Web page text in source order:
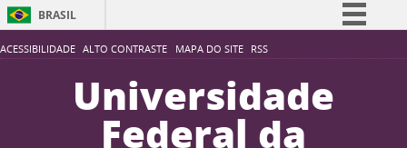
ACESSIBILIDADE ALTO CONTRASTE MAPA DO SITE RSS
BRASIL
Simplifique!
Participe
Acesso à informação
Universidade
Federal da